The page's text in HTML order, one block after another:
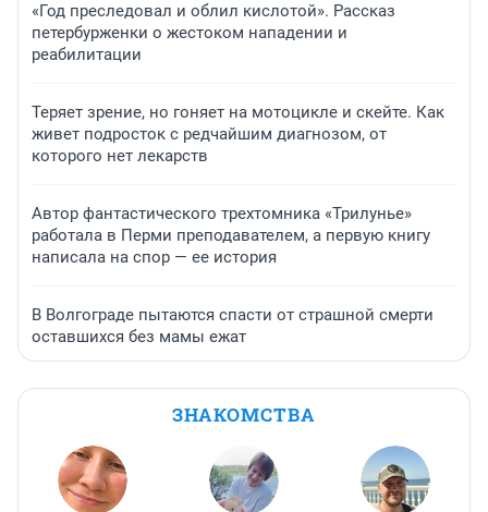
«Год преследовал и облил кислотой». Рассказ
петербурженки о жестоком нападении и
реабилитации
Теряет зрение, но гоняет на мотоцикле и скейте. Как
живет подросток с редчайшим диагнозом, от
которого нет лекарств
Автор фантастического трехтомника «Трилунье»
работала в Перми преподавателем, а первую книгу
написала на спор — ее история
В Волгограде пытаются спасти от страшной смерти
оставшихся без мамы ежат
ЗНАКОМСТВА